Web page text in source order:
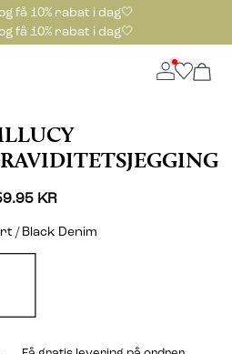
få 10% rabat i dag🤍
få 10% rabat i dag🤍
KR
/ Black Denim